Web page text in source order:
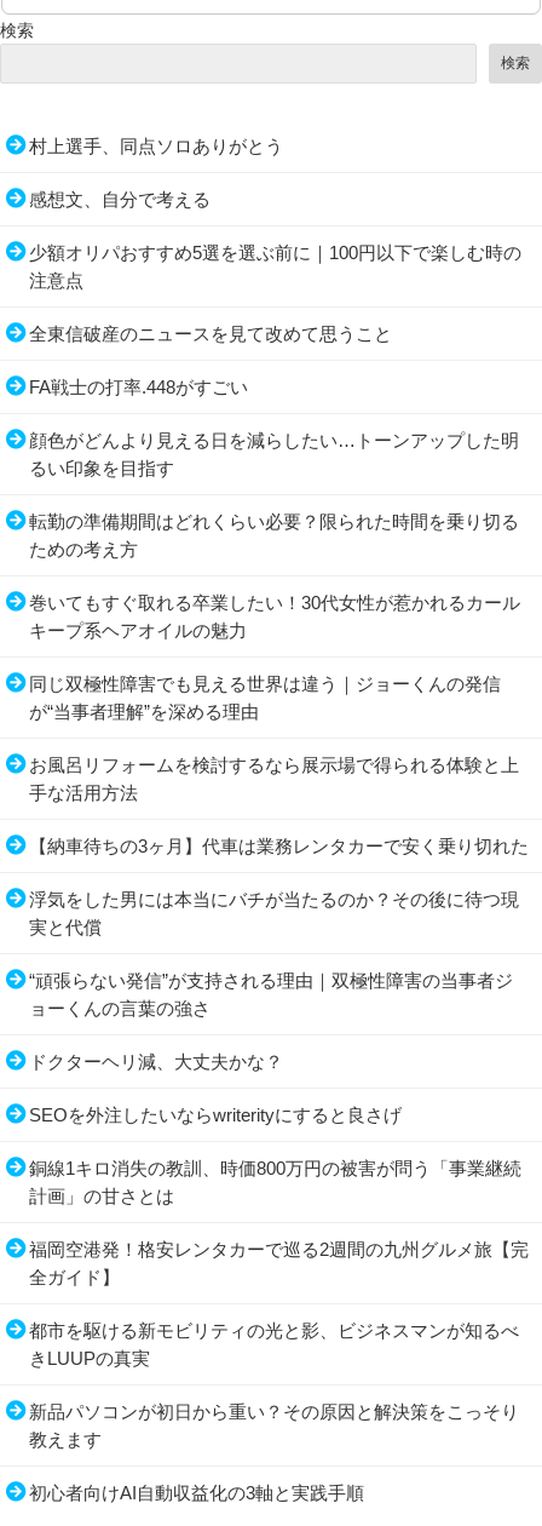
検索
検索
村上選手、同点ソロありがとう
感想文、自分で考える
少額オリパおすすめ5選を選ぶ前に｜100円以下で楽しむ時の
注意点
全東信破産のニュースを見て改めて思うこと
FA戦士の打率.448がすごい
顔色がどんより見える日を減らしたい…トーンアップした明
るい印象を目指す
転勤の準備期間はどれくらい必要？限られた時間を乗り切る
ための考え方
巻いてもすぐ取れる卒業したい！30代女性が惹かれるカール
キープ系ヘアオイルの魅力
同じ双極性障害でも見える世界は違う｜ジョーくんの発信
が“当事者理解”を深める理由
お風呂リフォームを検討するなら展示場で得られる体験と上
手な活用方法
【納車待ちの3ヶ月】代車は業務レンタカーで安く乗り切れた
浮気をした男には本当にバチが当たるのか？その後に待つ現
実と代償
“頑張らない発信”が支持される理由｜双極性障害の当事者ジ
ョーくんの言葉の強さ
ドクターヘリ減、大丈夫かな？
SEOを外注したいならwriterityにすると良さげ
銅線1キロ消失の教訓、時価800万円の被害が問う「事業継続
計画」の甘さとは
福岡空港発！格安レンタカーで巡る2週間の九州グルメ旅【完
全ガイド】
都市を駆ける新モビリティの光と影、ビジネスマンが知るべ
きLUUPの真実
新品パソコンが初日から重い？その原因と解決策をこっそり
教えます
初心者向けAI自動収益化の3軸と実践手順